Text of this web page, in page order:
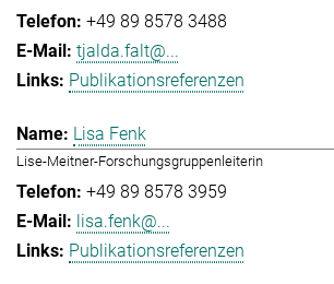
+49 89 8578 3488
tjalda.falt@...
Publikationsreferenzen
Lisa Fenk
Lise-Meitner-Forschungsgruppenleiterin
+49 89 8578 3959
lisa.fenk@...
Publikationsreferenzen